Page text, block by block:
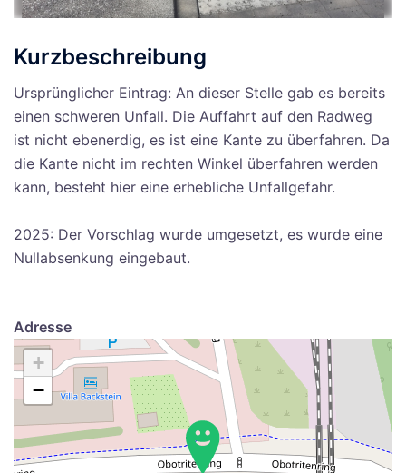
Kurzbeschreibung
Ursprünglicher Eintrag: An dieser Stelle gab es bereits
einen schweren Unfall. Die Auffahrt auf den Radweg
ist nicht ebenerdig, es ist eine Kante zu überfahren. Da
die Kante nicht im rechten Winkel überfahren werden
kann, besteht hier eine erhebliche Unfallgefahr.
2025: Der Vorschlag wurde umgesetzt, es wurde eine
Nullabsenkung eingebaut.
Adresse
+
−